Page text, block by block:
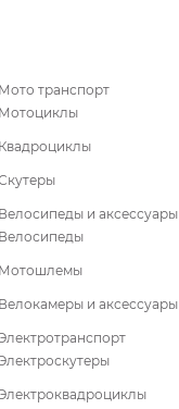
Мото транспорт
Мотоциклы
Квадроциклы
Велосипеды и аксессуары
Велосипеды
Мотошлемы
Велокамеры и аксессуары